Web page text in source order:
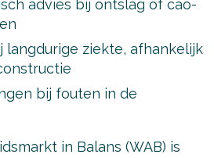
advies bij ontslag of cao-
langdurige ziekte, afhankelijk
bij fouten in de
in Balans (WAB) is